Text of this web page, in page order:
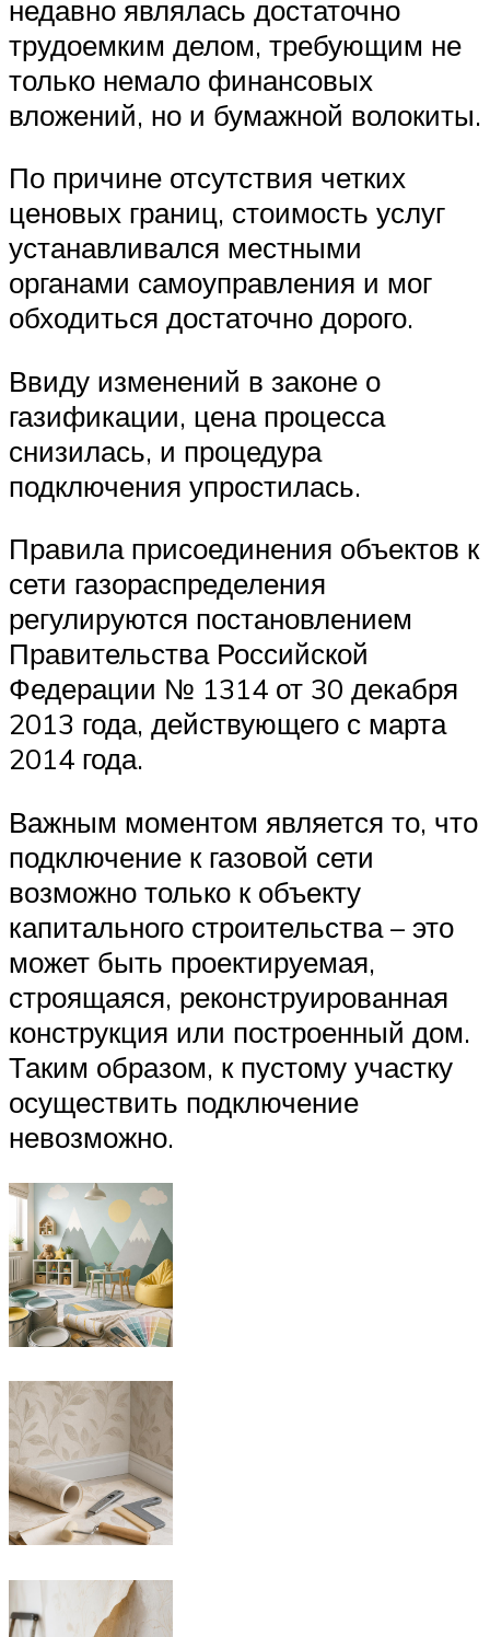
недавно являлась достаточно
трудоемким делом, требующим не
только немало финансовых
вложений, но и бумажной волокиты.
По причине отсутствия четких
ценовых границ, стоимость услуг
устанавливался местными
органами самоуправления и мог
обходиться достаточно дорого.
Ввиду изменений в законе о
газификации, цена процесса
снизилась, и процедура
подключения упростилась.
Правила присоединения объектов к
сети газораспределения
регулируются постановлением
Правительства Российской
Федерации № 1314 от 30 декабря
2013 года, действующего с марта
2014 года.
Важным моментом является то, что
подключение к газовой сети
возможно только к объекту
капитального строительства – это
может быть проектируемая,
строящаяся, реконструированная
конструкция или построенный дом.
Таким образом, к пустому участку
осуществить подключение
невозможно.